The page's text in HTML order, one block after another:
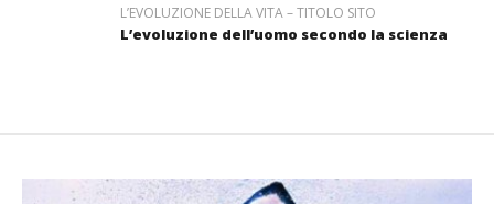
L’EVOLUZIONE DELLA VITA – TITOLO SITO
L’evoluzione dell’uomo secondo la scienza